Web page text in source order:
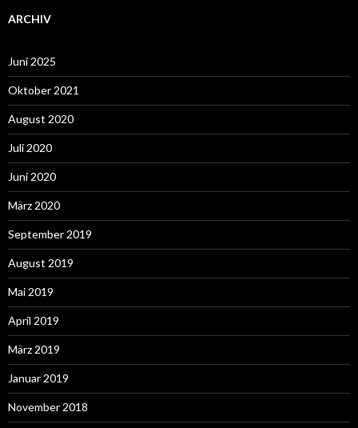
ARCHIV
Juni 2025
Oktober 2021
August 2020
Juli 2020
Juni 2020
März 2020
September 2019
August 2019
Mai 2019
April 2019
März 2019
Januar 2019
November 2018